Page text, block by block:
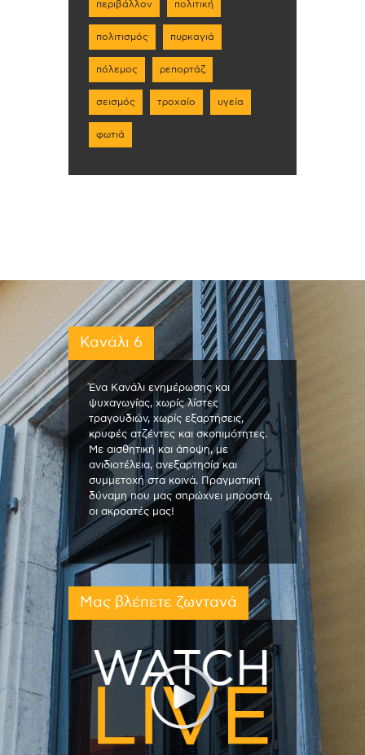
περιβάλλον πολιτική
πολιτισμός πυρκαγιά
πόλεμος ρεπορτάζ
σεισμός τροχαίο υγεία
φωτιά
Κανάλι 6
Ένα Κανάλι ενημέρωσης και
ψυχαγωγίας, χωρίς λίστες
τραγουδιών, χωρίς εξαρτήσεις,
κρυφές ατζέντες και σκοπιμότητες.
Με αισθητική και άποψη, με
ανιδιοτέλεια, ανεξαρτησία και
συμμετοχή στα κοινά. Πραγματική
δύναμη που μας σπρώχνει μπροστά,
οι ακροατές μας!
Μας βλέπετε ζωντανά